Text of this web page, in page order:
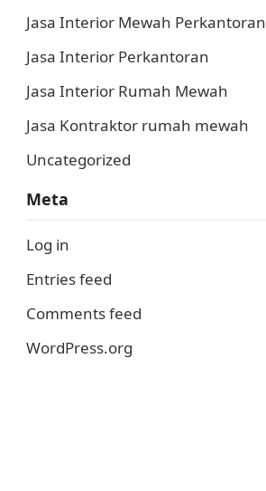
Jasa Interior Mewah Perkantoran
Jasa Interior Perkantoran
Jasa Interior Rumah Mewah
Jasa Kontraktor rumah mewah
Uncategorized
Meta
Log in
Entries feed
Comments feed
WordPress.org